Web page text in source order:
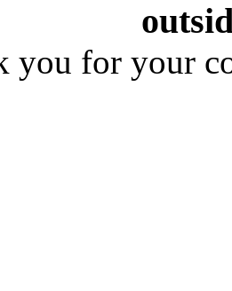
you for your